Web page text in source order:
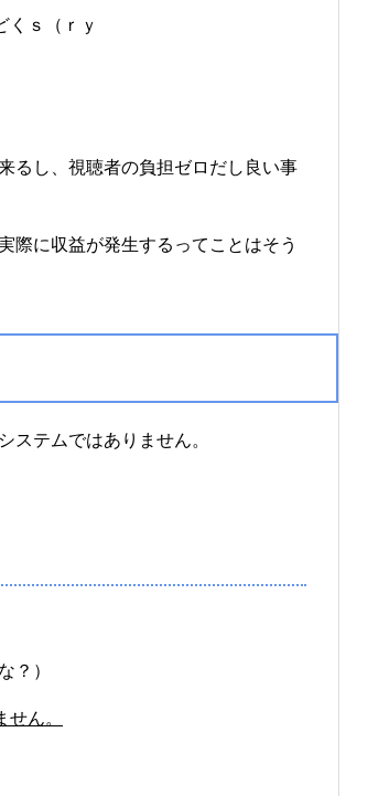
くｓ（ｒｙ
るし、視聴者の負担ゼロだし良い事
際に収益が発生するってことはそう
ステムではありません。
？）
ん。